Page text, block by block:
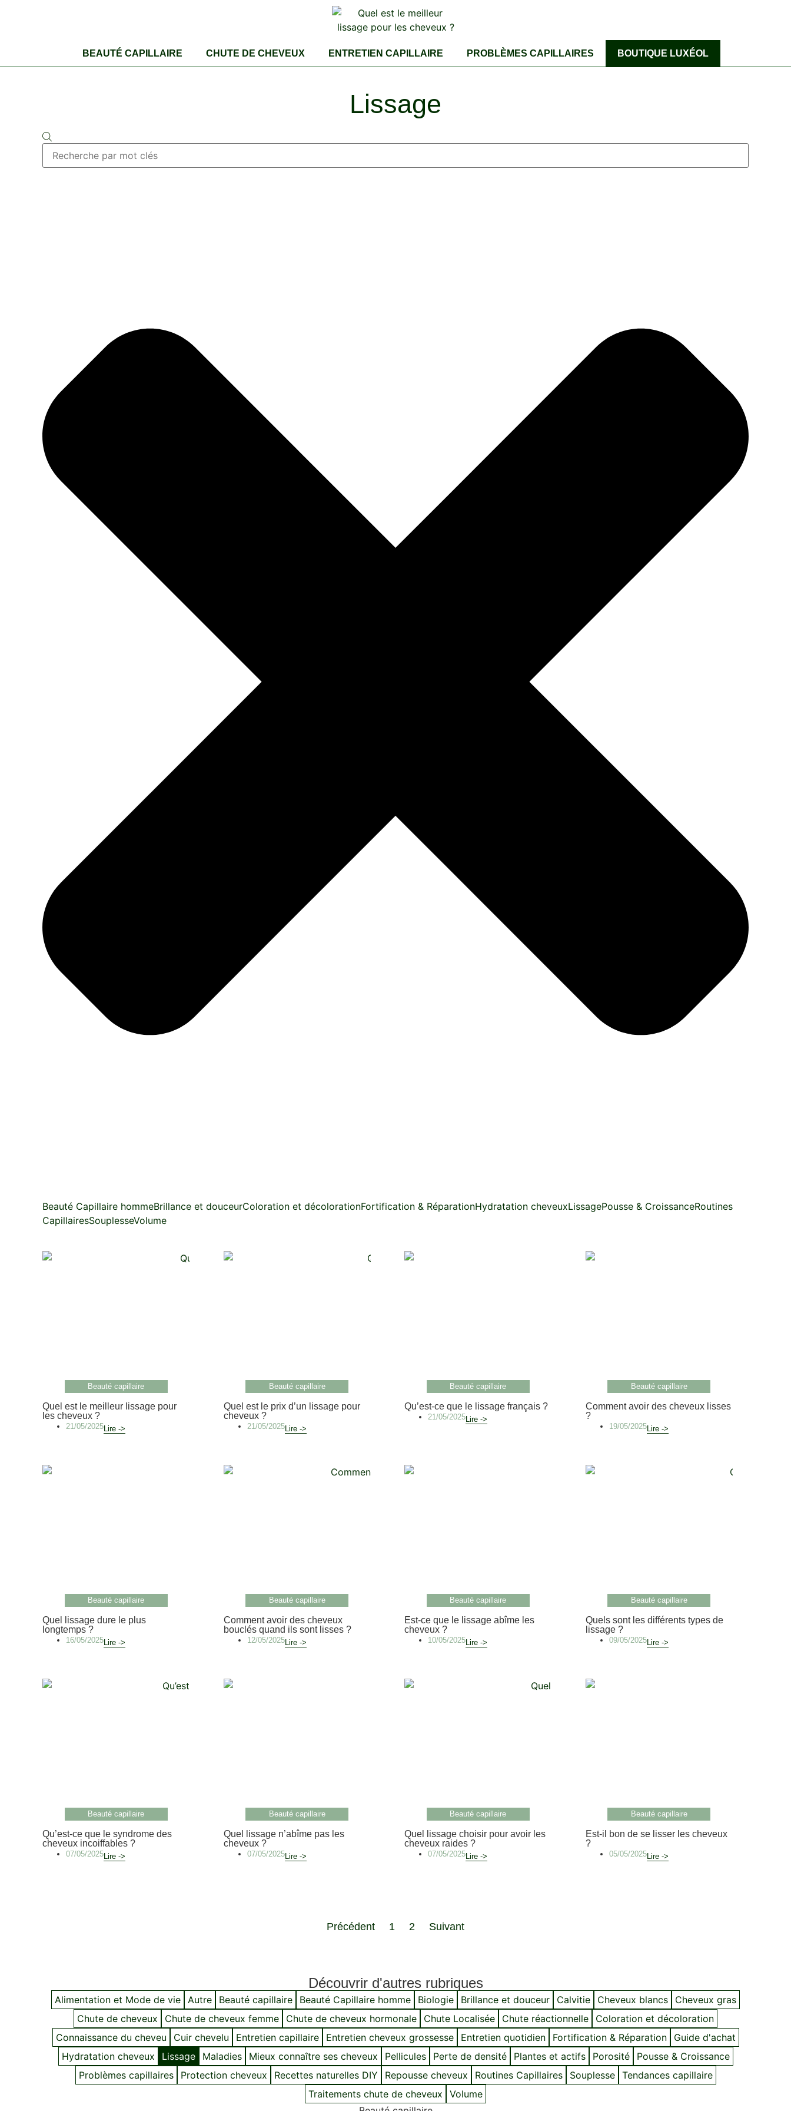
BEAUTÉ CAPILLAIRE CHUTE DE CHEVEUX ENTRETIEN CAPILLAIRE PROBLÈMES CAPILLAIRES BOUTIQUE LUXÉOL
Lissage
Beauté Capillaire hommeBrillance et douceurColoration et décolorationFortification & RéparationHydratation cheveuxLissagePousse & CroissanceRoutines
CapillairesSouplesseVolume
Beauté capillaire
Quel est le meilleur lissage pour
les cheveux ?
21/05/2025Lire ->
Beauté capillaire
Quel est le prix d’un lissage pour
cheveux ?
21/05/2025Lire ->
Beauté capillaire
Qu’est-ce que le lissage français ?
21/05/2025Lire ->
Beauté capillaire
Comment avoir des cheveux lisses
?
19/05/2025Lire ->
Beauté capillaire
Quel lissage dure le plus
longtemps ?
16/05/2025Lire ->
Beauté capillaire
Comment avoir des cheveux
bouclés quand ils sont lisses ?
12/05/2025Lire ->
Beauté capillaire
Est-ce que le lissage abîme les
cheveux ?
10/05/2025Lire ->
Beauté capillaire
Quels sont les différents types de
lissage ?
09/05/2025Lire ->
Beauté capillaire
Qu’est-ce que le syndrome des
cheveux incoiffables ?
07/05/2025Lire ->
Beauté capillaire
Quel lissage n’abîme pas les
cheveux ?
07/05/2025Lire ->
Beauté capillaire
Quel lissage choisir pour avoir les
cheveux raides ?
07/05/2025Lire ->
Beauté capillaire
Est-il bon de se lisser les cheveux
?
05/05/2025Lire ->
Précédent 1 2 Suivant
Découvrir d'autres rubriques
Alimentation et Mode de vie Autre Beauté capillaire Beauté Capillaire homme Biologie Brillance et douceur Calvitie Cheveux blancs
Cheveux gras
Chute de cheveux
Chute de cheveux femme Chute de cheveux hormonale Chute Localisée Chute réactionnelle
Coloration et décoloration
Connaissance du cheveu
Cuir chevelu Entretien capillaire Entretien cheveux grossesse Entretien quotidien Fortification & Réparation
Guide d'achat
Hydratation cheveux
Lissage Maladies Mieux connaître ses cheveux Pellicules Perte de densité Plantes et actifs Porosité
Pousse & Croissance
Problèmes capillaires
Protection cheveux Recettes naturelles DIY Repousse cheveux Routines Capillaires Souplesse
Tendances capillaire
Traitements chute de cheveux
Volume